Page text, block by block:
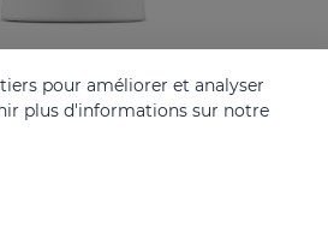
HIDRADERM HYAL Repair Body Milk
of hyaluronic acid
pour améliorer et analyser
plus d'informations sur notre